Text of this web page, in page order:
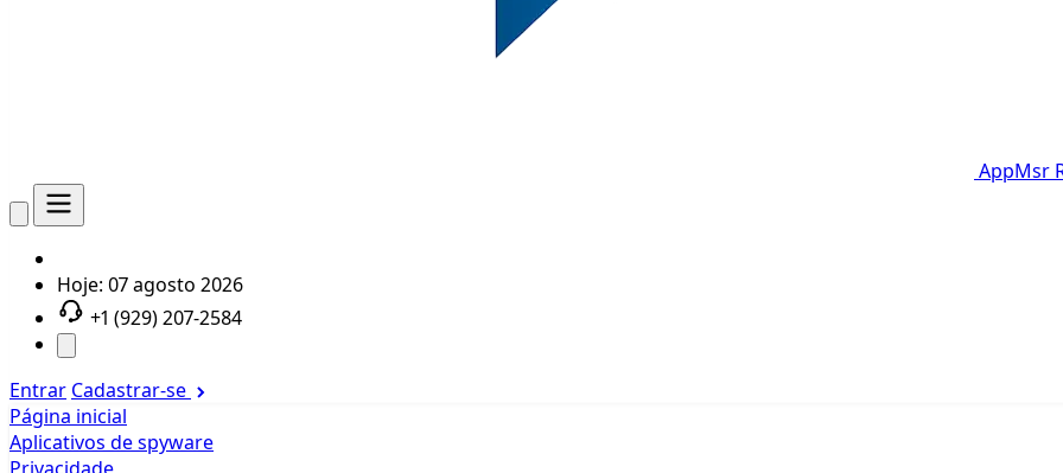
AppMsr
Hoje: 07 agosto 2026
+1 (929) 207-2584
Entrar Cadastrar-se
Página inicial
Aplicativos de spyware